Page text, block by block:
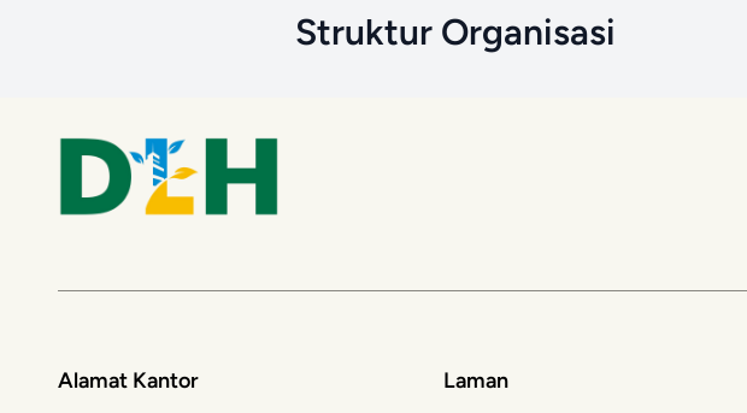
Struktur Organisasi
Alamat Kantor Laman